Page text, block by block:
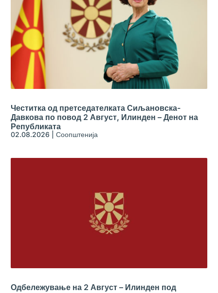
Честитка од претседателката Сиљановска-
Давкова по повод 2 Август, Илинден – Денот на
Републиката
02.08.2026 |Соопштенија
Одбележување на 2 Август – Илинден под